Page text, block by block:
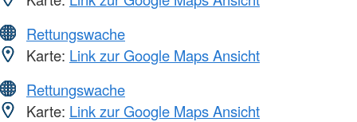
Rettungswache
Karte: Link zur Google Maps Ansicht
Rettungswache
Karte: Link zur Google Maps Ansicht